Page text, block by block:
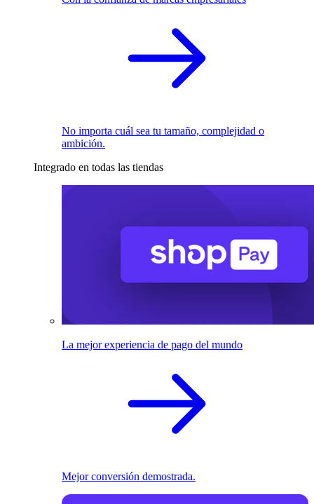
No importa cuál sea tu tamaño, complejidad o
ambición.
Integrado en todas las tiendas
La mejor experiencia de pago del mundo
Mejor conversión demostrada.